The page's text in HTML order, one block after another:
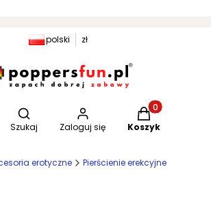
polski zł
Otwórz wyszukiwarkę
Szukaj Zaloguj się
Produkty w
Koszyk
erotyczne Pierścienie erekcyjne